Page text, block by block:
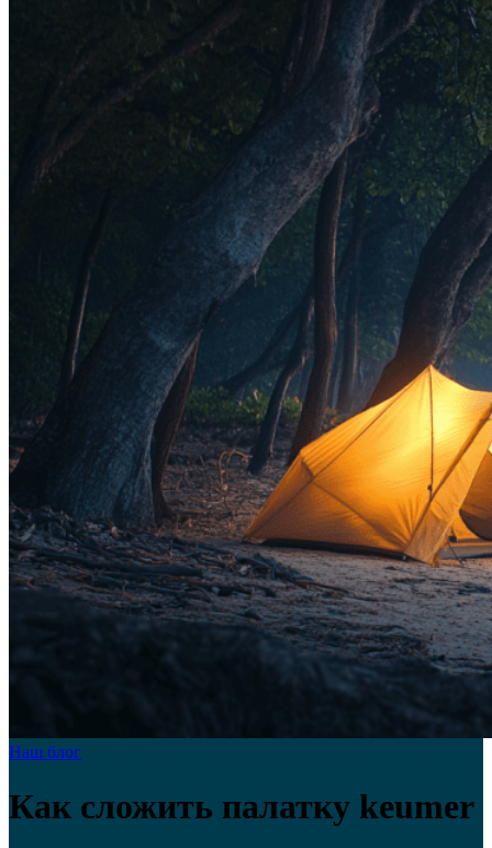
Наш блог
Как сложить палатку keumer